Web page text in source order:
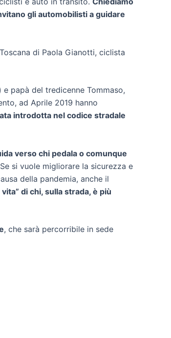
gli automobilisti a guidare
di Paola Gianotti, ciclista
papà del tredicenne Tommaso,
ad Aprile 2019 hanno
introdotta nel codice stradale
verso chi pedala o comunque
si vuole migliorare la sicurezza e
della pandemia, anche il
di chi, sulla strada, è più
, che sarà percorribile in sede